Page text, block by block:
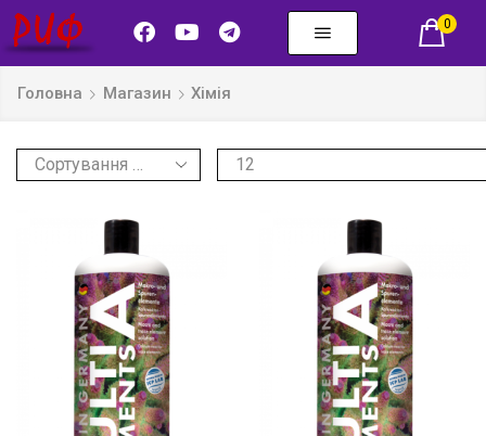
0
Головна Магазин Хімія